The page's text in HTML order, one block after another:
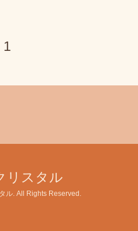
1
リスタル
ル. All Rights Reserved.